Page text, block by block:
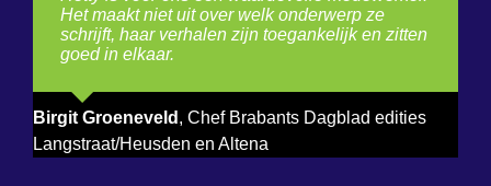
Het maakt niet uit over welk onderwerp ze
schrijft, haar verhalen zijn toegankelijk en zitten
goed in elkaar.
Birgit Groeneveld , Chef Brabants Dagblad edities
Langstraat/Heusden en Altena